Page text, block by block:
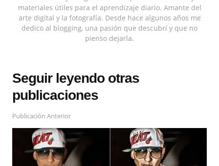
materiales útiles para el aprendizaje diario. Amante del
arte digital y la fotografía. Desde hace algunos años me
dedico al blogging, una pasión que descubrí y que no
pienso dejarla.
Seguir leyendo otras
publicaciones
Publicación Anterior